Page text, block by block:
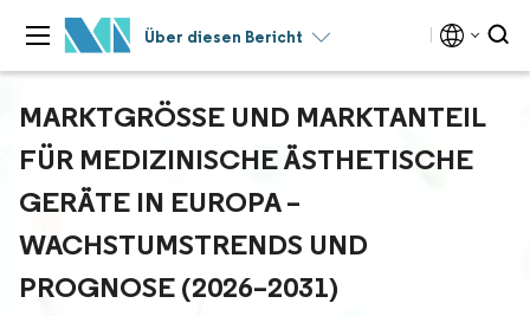
Über diesen Bericht
MARKTGRÖSSE UND MARKTANTEIL F
ÜR MEDIZINISCHE ÄSTHETISCHE G
ERÄTE IN EUROPA – W
ACHSTUMSTRENDS UND P
ROGNOSE (2026–2031)